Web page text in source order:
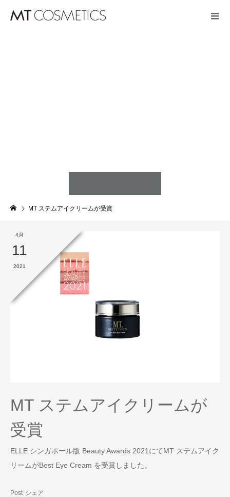
MT ステムアイクリームが受賞
4月
11
2021
MT ステムアイクリームが
受賞
ELLE シンガポール版 Beauty Awards 2021にてMT ステムアイク
リームがBest Eye Cream を受賞しました。
Post シェア